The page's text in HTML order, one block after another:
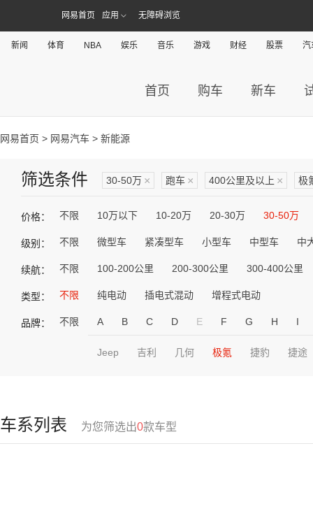
网易首页 应用 无障碍浏览
新闻 体育 NBA 娱乐 音乐 游戏 财经 股票 汽
首页 购车 新车
网易首页 > 网易汽车 > 新能源
筛选条件 30-50万 × 跑车 × 400公里及以上 × 极
价格： 不限 10万以下 10-20万 20-30万 30-50万
级别： 不限 微型车 紧凑型车 小型车 中型车 中
续航： 不限 100-200公里 200-300公里 300-400公里
类型： 不限 纯电动 插电式混动 增程式电动
品牌： 不限 A B C D E F G H I
Jeep 吉利 几何 极氪 捷豹 捷途
车系列表 为您筛选出0款车型